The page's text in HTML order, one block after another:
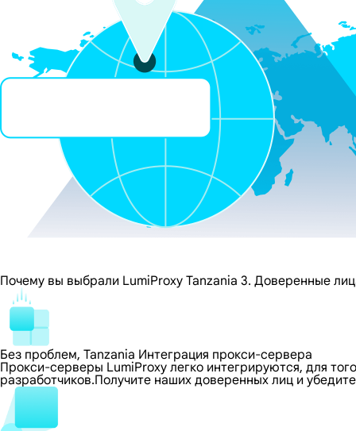
Почему вы выбрали LumiProxy Tanzania 3. Доверенные
Без проблем, Tanzania Интеграция прокси-сервера
Прокси-серверы LumiProxy легко интегрируются, для
разработчиков.Получите наших доверенных лиц и